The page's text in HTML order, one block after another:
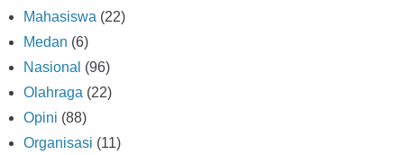
Mahasiswa (22)
Medan (6)
Nasional (96)
Olahraga (22)
Opini (88)
Organisasi (11)